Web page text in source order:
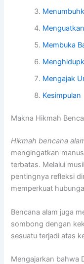
Membuka
Mengajak
Kesimpulan
Makna Hikmah
Hikmah bencana
mengingatkan
terbatas. Melalui
pentingnya refleksi
memperkuat
Bencana alam juga
sombong dengan
sesuatu terjadi atas
Mengajarkan bahwa